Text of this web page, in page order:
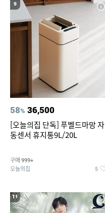
9
58% 36,500
[오늘의집 단독] 푸벨드마망 자
동센서 휴지통9L/20L
구매 999+
오늘의집 5
11